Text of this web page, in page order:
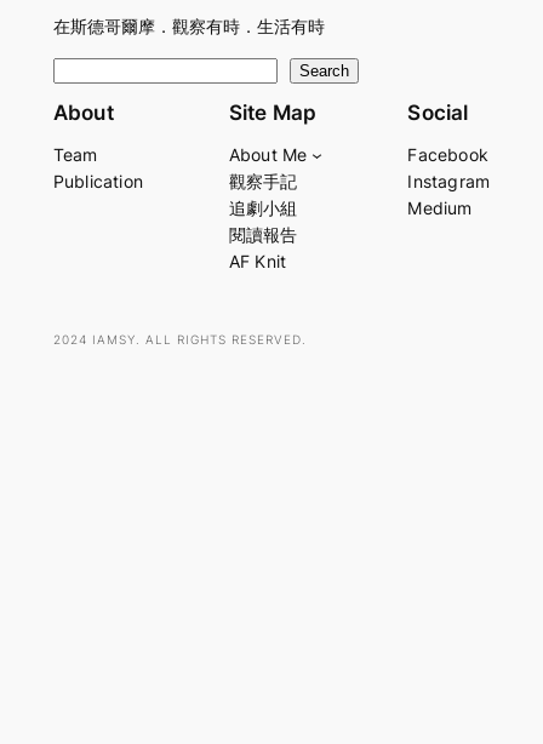
在斯德哥爾摩．觀察有時．生活有時
e
r
Search
About
Team
Publication
Site Map
About Me
觀察手記
追劇小組
閱讀報告
AF Knit
Social
Facebook
Instagram
Medium
2024 IAMSY. ALL RIGHTS RESERVED.